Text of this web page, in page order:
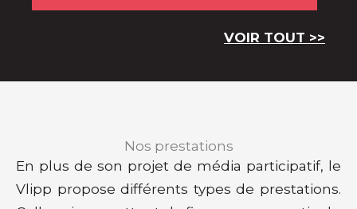
VOIR TOUT >>
Nos prestations
En plus de son projet de média participatif, le
Vlipp propose différents types de prestations.